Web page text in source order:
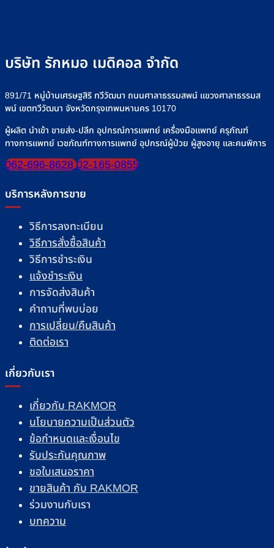
บริษัท รักหมอ เมดิคอล จำกัด
891/71 หมู่บ้านเศรษฐสิริ ทวีวัฒนา ถนนศาลาธรรมสพน์ แขวงศาลาธรรมส
พน์ เขตทวีวัฒนา จังหวัดกรุงเทพมหานคร 10170
ผู้ผลิต นำเข้า ขายส่ง-ปลีก อุปกรณ์การแพทย์ เครื่องมือแพทย์ ครุภัณฑ์
ทางการแพทย์ เวชภัณฑ์ทางการแพทย์ อุปกรณ์ผู้ป่วย ผู้สูงอายุ และคนพิการ
062-696-8628 02-165-0855
บริการหลังการขาย
วิธีการลงทะเบียน
วิธีการสั่งซื้อสินค้า
วิธีการชำระเงิน
แจ้งชำระเงิน
การจัดส่งสินค้า
คำถามที่พบบ่อย
การเปลี่ยน/คืนสินค้า
ติดต่อเรา
เกี่ยวกับเรา
เกี่ยวกับ RAKMOR
นโยบายความเป็นส่วนตัว
ข้อกำหนดและเงื่อนไข
รับประกันคุณภาพ
ขอใบเสนอราคา
ขายสินค้า กับ RAKMOR
ร่วมงานกับเรา
บทความ